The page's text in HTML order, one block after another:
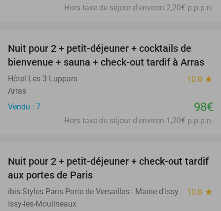
Hors taxe de séjour d'environ 2,20€ p.p.p.n.
Nuit pour 2 + petit-déjeuner + cocktails de
bienvenue + sauna + check-out tardif à Arras
Hôtel Les 3 Luppars 10.0 star
Arras
Vendu : 7
98€
Hors taxe de séjour d'environ 1,20€ p.p.p.n.
43%
Nuit pour 2 + petit-déjeuner + check-out tardif
aux portes de Paris
ibis Styles Paris Porte de Versailles - Mairie d'Issy 10.0 star
Issy-les-Moulineaux